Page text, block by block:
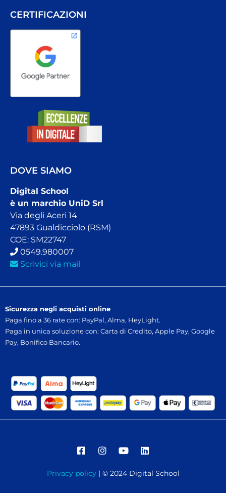
CERTIFICAZIONI
DOVE SIAMO
Digital School
è un marchio UniD Srl
Via degli Aceri 14
47893 Gualdicciolo (RSM)
COE: SM22747
0549.980007
Scrivici via mail
Sicurezza negli acquisti online
Paga fino a 36 rate con: PayPal, Alma, HeyLight.
Paga in unica soluzione con: Carta di Credito, Apple Pay, Google
Pay, Bonifico Bancario.
Privacy policy| © 2024 Digital School